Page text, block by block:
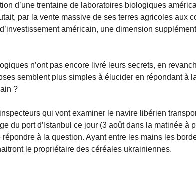
d’une trentaine de laboratoires biologiques
par la vente massive de ses terres agricoles aux
américain, une dimension
n’ont pas encore livré leurs secrets, en
semblent plus simples à élucider en répondant à
?
qui vont examiner le navire libérien
du port d’Istanbul ce jour (3 août dans la matinée à
à la question. Ayant entre les mains les
le propriétaire des céréales ukrainiennes.